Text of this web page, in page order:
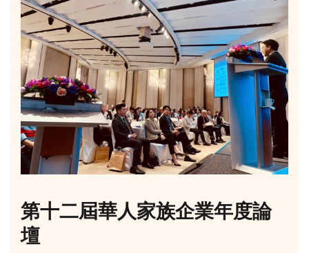
第十二屆華人家族企業年度論
壇